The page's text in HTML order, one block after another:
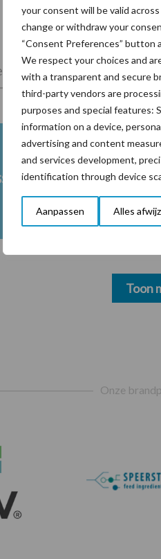
your consent will be valid
change or withdraw your
“Consent Preferences”
We respect your choices and
with a transparent and secure
third-party vendors are
purposes and special features:
information on a device,
advertising and content
and services development,
identification through device
Aanpassen Alles
Veevoer
Ketose
Toon
Onze